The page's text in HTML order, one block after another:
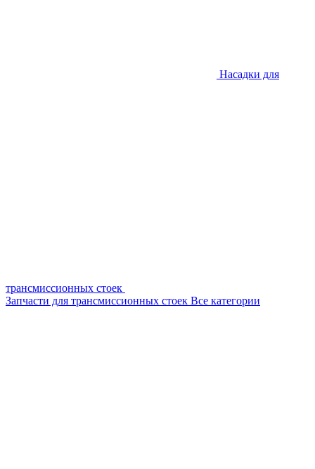
Насадки для
трансмиссионных стоек
Запчасти для трансмиссионных стоек Все категории